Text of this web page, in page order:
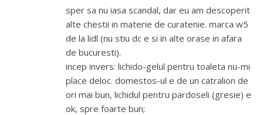
sper sa nu iasa scandal, dar eu am descoperit
alte chestii in materie de curatenie. marca w5
de la lidl (nu stiu dc e si in alte orase in afara
de bucuresti).
incep invers: lichido-gelul pentru toaleta nu-mi
place deloc. domestos-ul e de un catralion de
ori mai bun, lichidul pentru pardoseli (gresie) e
ok, spre foarte bun;